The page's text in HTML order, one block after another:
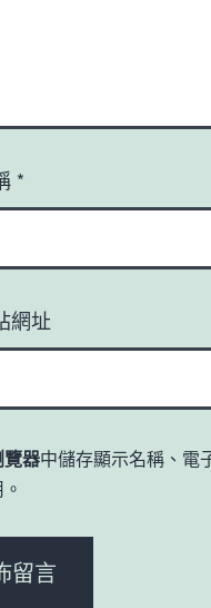
*
網址
覽器中儲存顯示名稱、電